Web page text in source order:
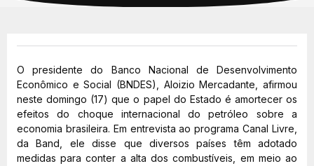
O presidente do Banco Nacional de Desenvolvimento
Econômico e Social (BNDES), Aloizio Mercadante, afirmou
neste domingo (17) que o papel do Estado é amortecer os
efeitos do choque internacional do petróleo sobre a
economia brasileira. Em entrevista ao programa Canal Livre,
da Band, ele disse que diversos países têm adotado
medidas para conter a alta dos combustíveis, em meio ao